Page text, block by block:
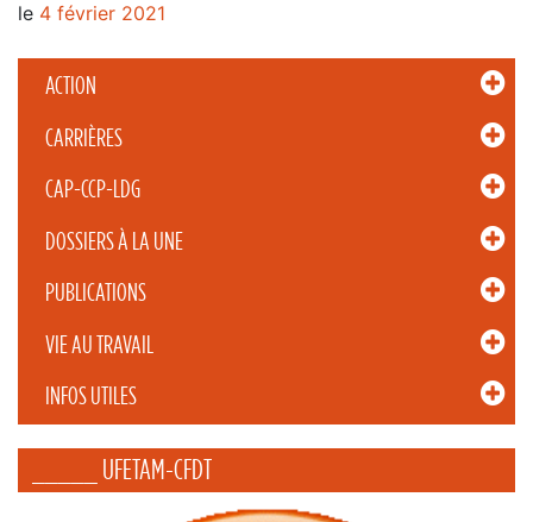
ACTION
CARRIÈRES
CAP-CCP-LDG
DOSSIERS À LA UNE
PUBLICATIONS
VIE AU TRAVAIL
INFOS UTILES
_____ UFETAM-CFDT
le 4 février 2021